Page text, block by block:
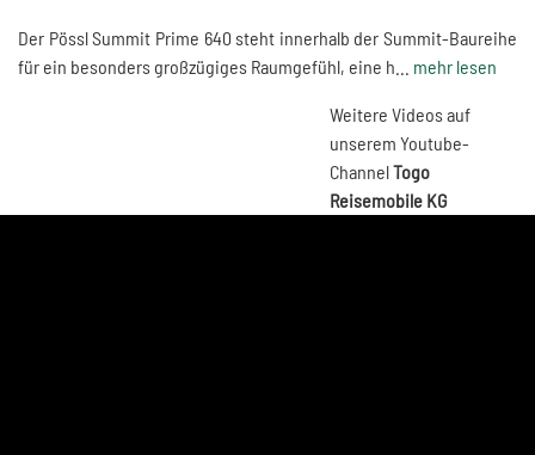
Der Pössl Summit Prime 640 steht innerhalb der Summit-Baureihe
für ein besonders großzügiges Raumgefühl, eine h... mehr lesen
Weitere Videos auf
unserem Youtube-
ChannelTogo
Reisemobile KG